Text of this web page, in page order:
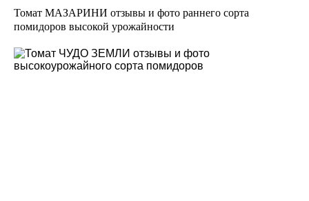
Томат МАЗАРИНИ отзывы и фото раннего сорта
помидоров высокой урожайности